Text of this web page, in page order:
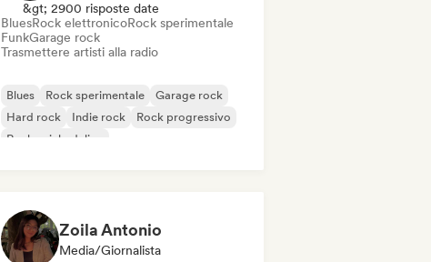
&gt; 2900 risposte date
BluesRock elettronicoRock sperimentale
FunkGarage rock
Trasmettere artisti alla radio
Blues Rock sperimentale
Garage rock
Hard rock
Indie rock
Rock progressivo
Rock psichedelico
Zoila Antonio
Media/Giornalista